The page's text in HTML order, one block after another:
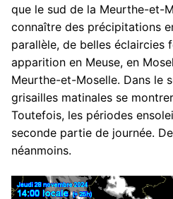
que le sud de la Meurthe-et-
connaître des précipitations
parallèle, de belles éclaircies
apparition en Meuse, en
Meurthe-et-Moselle. Dans le
grisailles matinales se
Toutefois, les périodes
seconde partie de journée.
néanmoins.